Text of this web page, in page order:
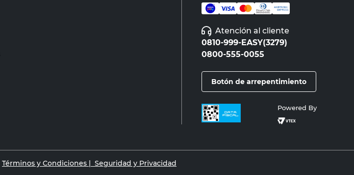
Atención al cliente
0810-999-EASY(3279)
0800-555-0055
Botón de arrepentimiento
Powered By
Términos y Condiciones | Seguridad y Privacidad